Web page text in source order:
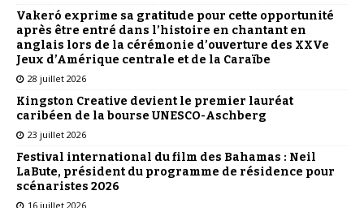
Vakeró exprime sa gratitude pour cette opportunité
après être entré dans l’histoire en chantant en
anglais lors de la cérémonie d’ouverture des XXVe
Jeux d’Amérique centrale et de la Caraïbe
28 juillet 2026
Kingston Creative devient le premier lauréat
caribéen de la bourse UNESCO-Aschberg
23 juillet 2026
Festival international du film des Bahamas : Neil
LaBute, président du programme de résidence pour
scénaristes 2026
16 juillet 2026